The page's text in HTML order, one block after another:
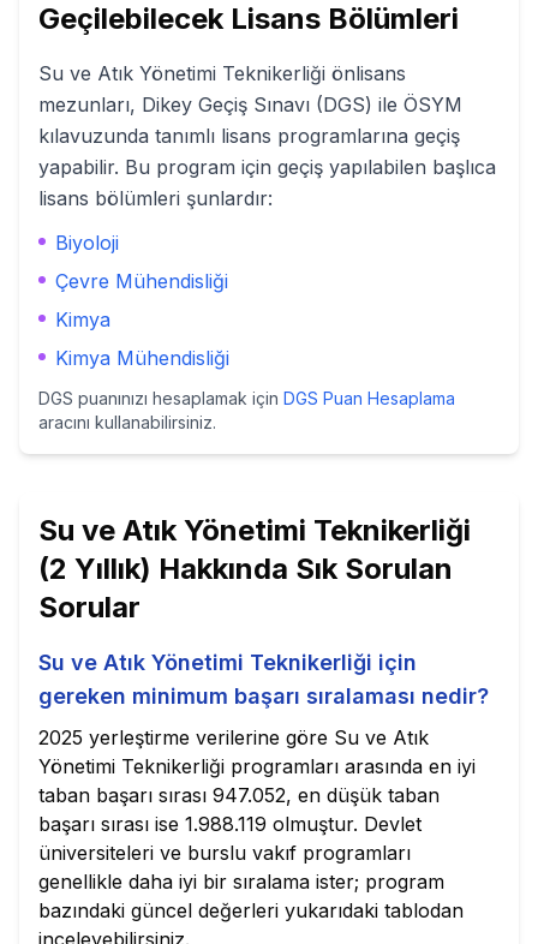
Geçilebilecek Lisans Bölümleri
Su ve Atık Yönetimi Teknikerliği önlisans
mezunları, Dikey Geçiş Sınavı (DGS) ile ÖSYM
kılavuzunda tanımlı lisans programlarına geçiş
yapabilir. Bu program için geçiş yapılabilen başlıca
lisans bölümleri şunlardır:
Biyoloji
Çevre Mühendisliği
Kimya
Kimya Mühendisliği
DGS puanınızı hesaplamak için DGS Puan Hesaplama
aracını kullanabilirsiniz.
Su ve Atık Yönetimi Teknikerliği
(2 Yıllık) Hakkında Sık Sorulan
Sorular
Su ve Atık Yönetimi Teknikerliği için
gereken minimum başarı sıralaması nedir?
2025 yerleştirme verilerine göre Su ve Atık
Yönetimi Teknikerliği programları arasında en iyi
taban başarı sırası 947.052, en düşük taban
başarı sırası ise 1.988.119 olmuştur. Devlet
üniversiteleri ve burslu vakıf programları
genellikle daha iyi bir sıralama ister; program
bazındaki güncel değerleri yukarıdaki tablodan
inceleyebilirsiniz.